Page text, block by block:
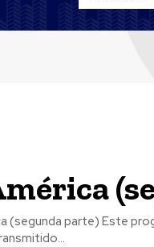
(segunda parte) Este